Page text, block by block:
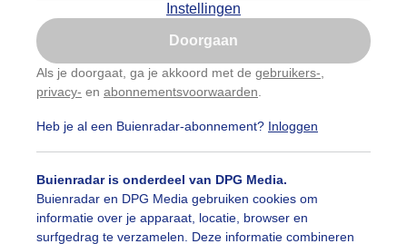
Instellingen
Doorgaan
Als je doorgaat, ga je akkoord met de gebruikers-
privacy- en abonnementsvoorwaarden
Heb je al een Buienradar-abonnement? Inloggen
Buienradar is onderdeel van DPG Media.
Buienradar en DPG Media gebruiken cookies om
informatie over je apparaat, locatie, browser en
surfgedrag te verzamelen. Deze informatie combineren
Is goed, toon de popup
Nu niet, misschien later
Gebruik je Safari en wil je niet elke dag deze pop-up
Klikhierom dit aan te passen